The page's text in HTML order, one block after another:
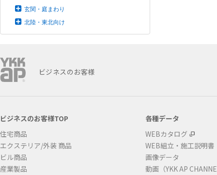
玄関・庭まわり
北陸・東北向け
ビジネスのお客様
ビジネスのお客様TOP
住宅商品
エクステリア/外装 商品
ビル商品
産業製品
各種データ
WEBカタログ
WEB組立・施工説明書
画像データ
動画（YKK AP